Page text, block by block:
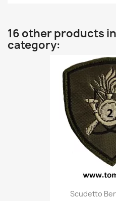
16 other products
category:

Scudetto